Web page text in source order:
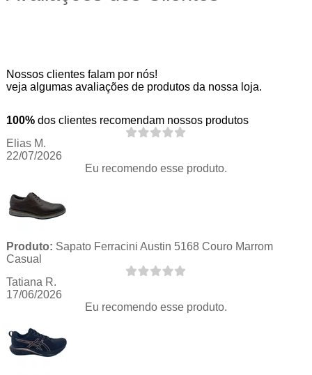
Nossos clientes falam por nós!
veja algumas avaliações de produtos da nossa loja.
100% dos clientes recomendam nossos produtos
Elias M.
22/07/2026
Eu recomendo esse produto.
Produto: Sapato Ferracini Austin 5168 Couro Marrom
Casual
Tatiana R.
17/06/2026
Eu recomendo esse produto.